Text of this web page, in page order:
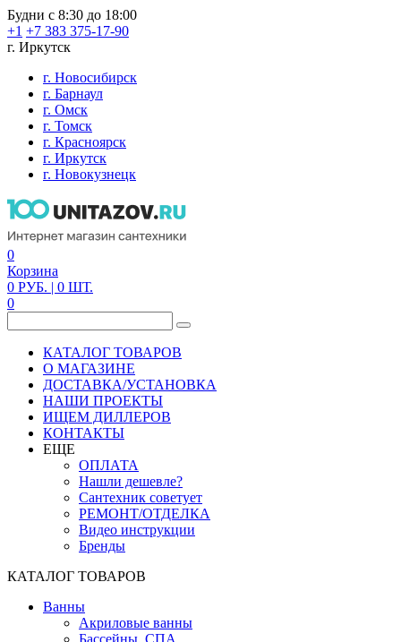
Будни с 8:30 до 18:00
+1 +7 383 375-17-90
г. Иркутск
г. Новосибирск
г. Барнаул
г. Омск
г. Томск
г. Красноярск
г. Иркутск
г. Новокузнецк
0
Корзина
0 РУБ. | 0 ШТ.
0
КАТАЛОГ ТОВАРОВ
О МАГАЗИНЕ
ДОСТАВКА/УСТАНОВКА
НАШИ ПРОЕКТЫ
ИЩЕМ ДИЛЛЕРОВ
КОНТАКТЫ
ЕЩЕ
ОПЛАТА
Нашли дешевле?
Сантехник советует
РЕМОНТ/ОТДЕЛКА
Видео инструкции
Бренды
КАТАЛОГ ТОВАРОВ
Ванны
Акриловые ванны
Бассейны, СПА